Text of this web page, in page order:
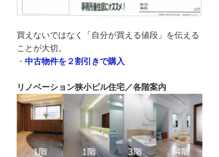
買えないではなく「自分が買える値段」を伝える
ことが大切。
・ 中古物件を２割引きで購入
リノベーション狭小ビル住宅／各階案内